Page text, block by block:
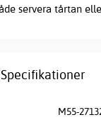
servera tårtan
Specifikationer
M55-